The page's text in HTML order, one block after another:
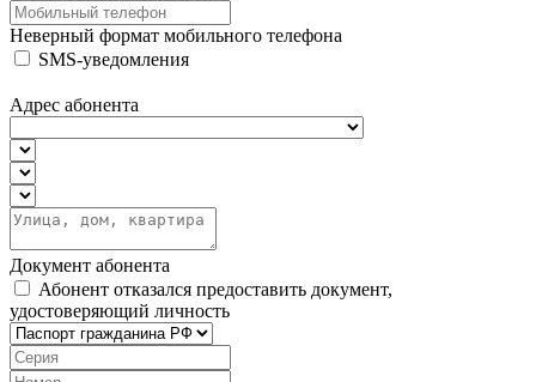
Неверный формат мобильного телефона
SMS-уведомления
Адрес абонента
Документ абонента
Абонент отказался предоставить документ,
удостоверяющий личность